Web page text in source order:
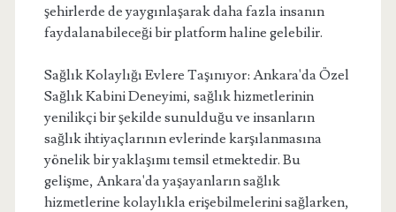
şehirlerde de yaygınlaşarak daha fazla insanın
faydalanabileceği bir platform haline gelebilir.
Sağlık Kolaylığı Evlere Taşınıyor: Ankara'da Özel
Sağlık Kabini Deneyimi, sağlık hizmetlerinin
yenilikçi bir şekilde sunulduğu ve insanların
sağlık ihtiyaçlarının evlerinde karşılanmasına
yönelik bir yaklaşımı temsil etmektedir. Bu
gelişme, Ankara'da yaşayanların sağlık
hizmetlerine kolaylıkla erişebilmelerini sağlarken,